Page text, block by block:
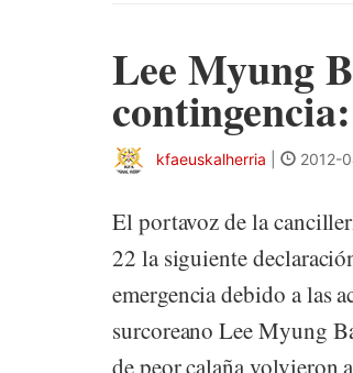
Lee Myung
kfaeuskalherria 2012-
El portavoz de la
22 la siguiente
emergencia debido a las
surcoreano Lee Myung
de peor calaña volvieron